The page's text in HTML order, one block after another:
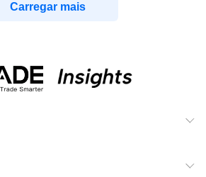
Carregar mais